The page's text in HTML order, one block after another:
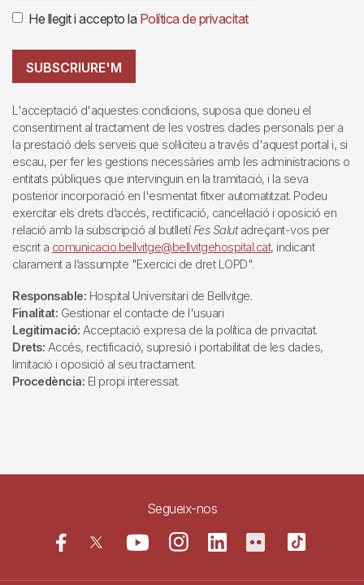
He llegit i accepto la Política de privacitat
SUBSCRIURE'M
L'acceptació d'aquestes condicions, suposa que doneu el
consentiment al tractament de les vostres dades personals per a
la prestació dels serveis que sol·liciteu a través d'aquest portal i, si
escau, per fer les gestions necessàries amb les administracions o
entitats públiques que intervinguin en la tramitació, i la seva
posterior incorporació en l'esmentat fitxer automatitzat. Podeu
exercitar els drets d’accés, rectificació, cancel·lació i oposició en
relació amb la subscripció al butlletí Fes Salutadreçant-vos per
escrit a comunicacio.bellvitge@bellvitgehospital.cat, indicant
clarament a l’assumpte "Exercici de dret LOPD".
Responsable: Hospital Universitari de Bellvitge.
Finalitat: Gestionar el contacte de l'usuari
Legitimació: Acceptació expresa de la política de privacitat.
Drets: Accés, rectificació, supresió i portabilitat de les dades,
limitació i oposició al seu tractament.
Procedència: El propi interessat.
Segueix-nos